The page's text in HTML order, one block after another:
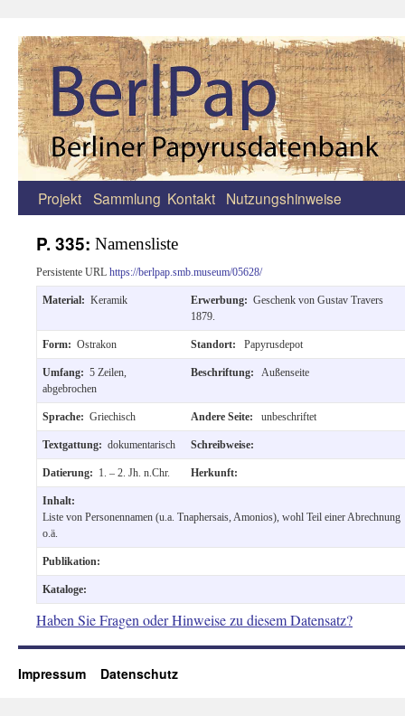
Zum
springen
Projekt Sammlung Kontakt Nutzungshinweise
P. 335: Namensliste
Persistente URL https://berlpap.smb.museum/05628/
Material: Keramik Erwerbung: Geschenk von Gustav Travers
1879.
Form: Ostrakon Standort: Papyrusdepot
Umfang: 5 Zeilen,
abgebrochen
Beschriftung: Außenseite
Sprache: Griechisch Andere Seite: unbeschriftet
Textgattung: dokumentarisch Schreibweise:
Datierung: 1. – 2. Jh. n.Chr. Herkunft:
Inhalt:
Liste von Personennamen (u.a. Tnaphersais, Amonios), wohl Teil einer Abrechnung
o.ä.
Publikation:
Kataloge:
Haben Sie Fragen oder Hinweise zu diesem Datensatz?
Impressum Datenschutz